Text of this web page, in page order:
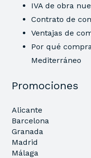
IVA de obra
Contrato de
Ventajas de
Por qué
Mediterráneo
Promociones
Alicante
Barcelona
Granada
Madrid
Málaga